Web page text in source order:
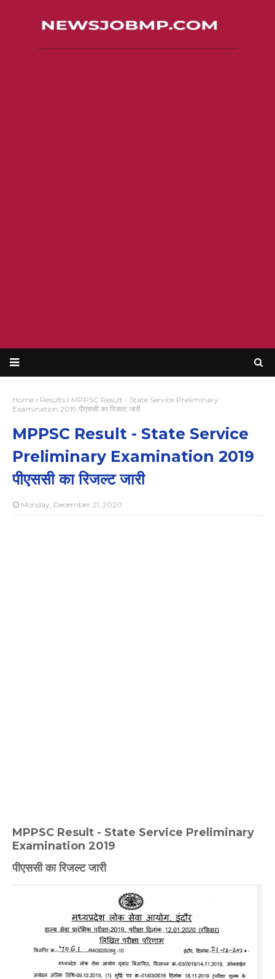
Home Results
MPPSC Result - State Service Preliminary
Examination 2019 पीएससी का रिजल्ट जारी
MPPSC Result - State Service
Preliminary Examination 2019
पीएससी का रिजल्ट जारी
Monday, December 21, 2020
MPPSC Result - State Service Preliminary
Examination 2019
पीएससी का रिजल्ट जारी